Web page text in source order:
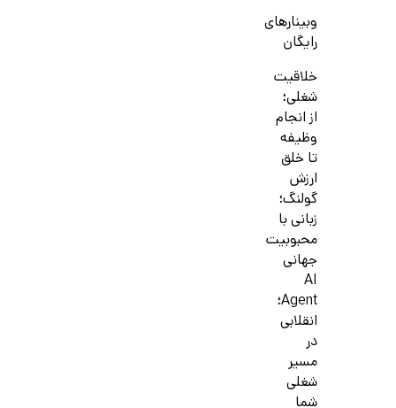
وبینارهای
رایگان
خلاقیت
شغلی؛
از انجام
وظیفه
تا خلق
ارزش
گولنگ؛
زبانی با
محبوبیت
جهانی
AI
Agent؛
انقلابی
در
مسیر
شغلی